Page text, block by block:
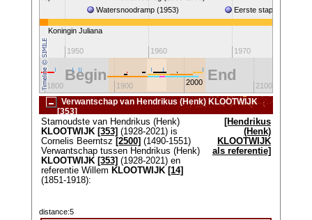
1950 1960 1970
Eerste stap op de
Watersnoodramp (1953)
Koningin Juliana
1800 1900 2000 2100
Begin End
Verwantschap van Hendrikus (Henk) KLOOTWIJK
[353]
Stamoudste van Hendrikus (Henk)
KLOOTWIJK [353] (1928-2021) is
Cornelis Beerntsz [2500] (1490-1551)
Verwantschap tussen Hendrikus (Henk)
KLOOTWIJK [353] (1928-2021) en
referentie Willem KLOOTWIJK [14]
(1851-1918):
[Hendrikus
(Henk)
KLOOTWIJK
als referentie]
distance:5